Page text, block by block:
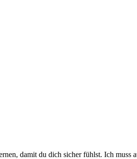
damit du dich sicher fühlst. Ich